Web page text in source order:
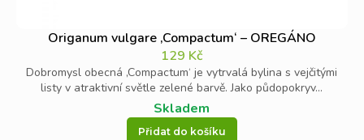
Origanum vulgare ‚Compactum‘ – OREGÁNO
129 Kč
Dobromysl obecná ‚Compactum‘ je vytrvalá bylina s vejčitými
listy v atraktivní světle zelené barvě. Jako půdopokryv...
Skladem
Přidat do košíku